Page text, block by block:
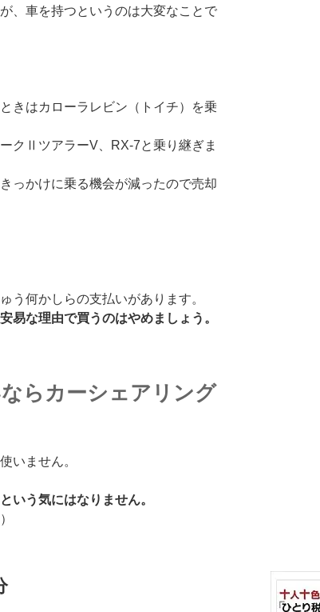
、車を持つというのは大変なことで
きはカローラレビン（トイチ）を乗
クⅡツアラーV、RX-7と乗り継ぎま
っかけに乗る機会が減ったので売却
う何かしらの支払いがあります。
易な理由で買うのはやめましょう。
らカーシェアリング
いません。
いう気にはなりません。